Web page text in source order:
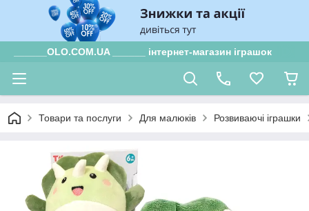
______OLO.COM.UA ______ інтернет-магазин іграшок
Товари та послуги Для малюків Розвиваючі іграшки